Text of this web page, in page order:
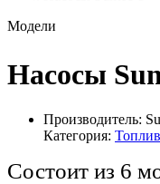
Модели
Насосы
Производитель:
Категория:
Состоит из 6